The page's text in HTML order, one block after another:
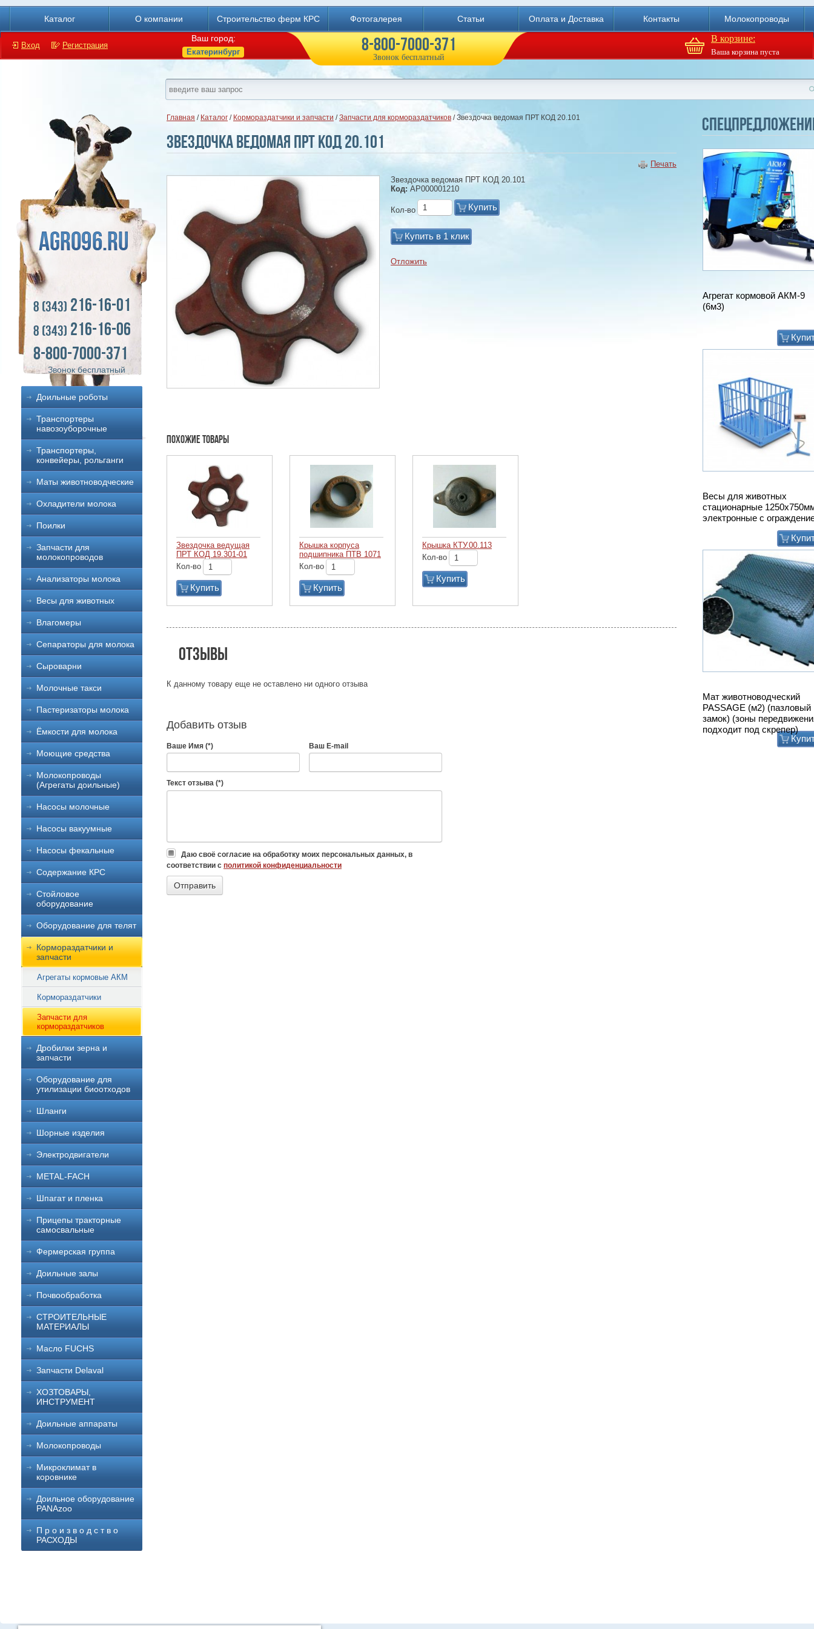
Каталог О компании Строительство ферм КРС Фотогалерея Статьи Оплата и Доставка Контакты Молокопроводы
Вход Регистрация
Ваш город:
Екатеринбург
В корзине:
Ваша корзина пуста
8-800-7000-371
Звонок бесплатный
8 (343) 216-16-01
8 (343) 216-16-06
8-800-7000-371
Звонок бесплатный
Доильные роботы
Транспортеры
навозоуборочные
Транспортеры,
конвейеры, рольганги
Маты животноводческие
Охладители молока
Поилки
Запчасти для
молокопроводов
Анализаторы молока
Весы для животных
Влагомеры
Сепараторы для молока
Сыроварни
Молочные такси
Пастеризаторы молока
Ёмкости для молока
Моющие средства
Молокопроводы
(Агрегаты доильные)
Насосы молочные
Насосы вакуумные
Насосы фекальные
Содержание КРС
Стойловое
оборудование
Оборудование для телят
Кормораздатчики и
запчасти
Агрегаты кормовые АКМ
Кормораздатчики
Запчасти для
кормораздатчиков
Дробилки зерна и
запчасти
Оборудование для
утилизации биоотходов
Шланги
Шорные изделия
Электродвигатели
METAL-FACH
Шпагат и пленка
Прицепы тракторные
самосвальные
Фермерская группа
Доильные залы
Почвообработка
СТРОИТЕЛЬНЫЕ
МАТЕРИАЛЫ
Масло FUCHS
Запчасти Delaval
ХОЗТОВАРЫ,
ИНСТРУМЕНТ
Доильные аппараты
Молокопроводы
Микроклимат в
коровнике
Доильное оборудование
PANAzoo
П р о и з в о д с т в о
РАСХОДЫ
Агрегат кормовой АКМ-9
(6м3)
Весы для животных
стационарные
электронные с
Мат животноводческий
PASSAGE (м2) (пазловый
замок) (зоны
подходит под скрепер)
Главная / Каталог / Кормораздатчики и запчасти /Запчасти для кормораздатчиков / Звездочка ведомая ПРТ КОД 20.101
Звездочка ведомая ПРТ КОД 20.101
Печать
Звездочка ведомая ПРТ КОД 20.101
Код: АР000001210
Кол-во Купить
Купить в 1 клик
Отложить
Похожие товары
Звездочка ведущая
ПРТ КОД 19.301-01
Кол-во
Купить
Крышка корпуса
подшипника ПТВ 1071
Кол-во
Купить
Крышка КТУ.00.113
Кол-во
Купить
Отзывы
К данному товару еще не оставлено ни одного отзыва
Добавить отзыв
Ваше Имя (*) Ваш E-mail
Текст отзыва (*)
Даю своё согласие на обработку моих персональных данных, в
соответствии с политикой конфиденциальности